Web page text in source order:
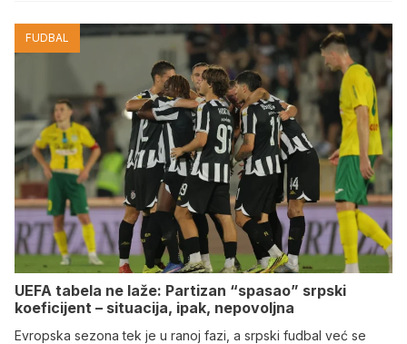
FUDBAL
UEFA tabela ne laže: Partizan “spasao” srpski
koeficijent – situacija, ipak, nepovoljna
Evropska sezona tek je u ranoj fazi, a srpski fudbal već se